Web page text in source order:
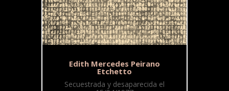
Edith Mercedes Peirano
Etchetto
Secuestrada y desaparecida el